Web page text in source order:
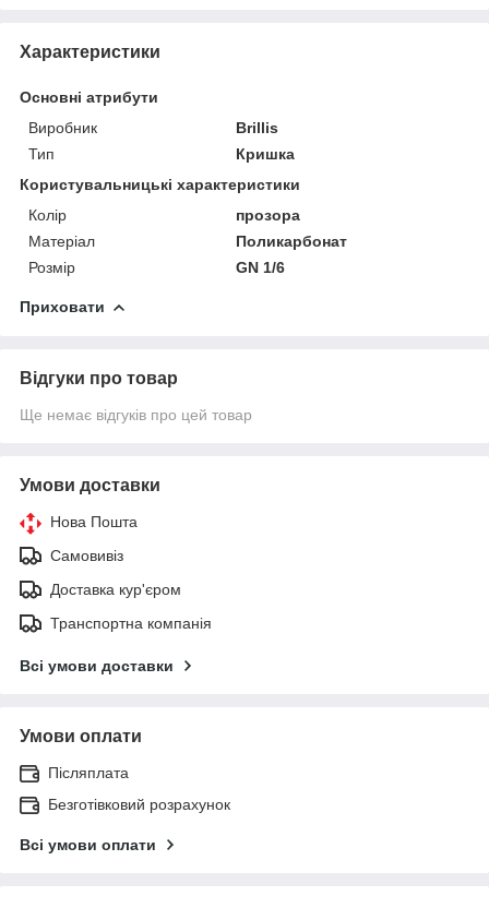
Характеристики
Основні атрибути
Виробник
Brillis
Тип
Кришка
Користувальницькі характеристики
Колір
прозора
Матеріал
Поликарбонат
Розмір
GN 1/6
Приховати
Відгуки про товар
Ще немає відгуків про цей товар
Умови доставки
Нова Пошта
Самовивіз
Доставка кур'єром
Транспортна компанія
Всі умови доставки
Умови оплати
Післяплата
Безготівковий розрахунок
Всі умови оплати